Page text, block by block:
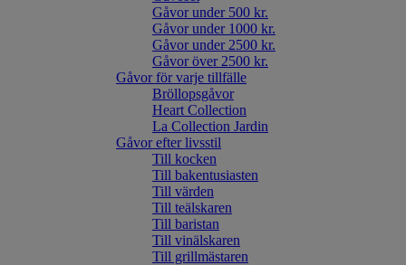
Gåvor under 500 kr.
Gåvor under 1000 kr.
Gåvor under 2500 kr.
Gåvor över 2500 kr.
Gåvor för varje tillfälle
Bröllopsgåvor
Heart Collection
La Collection Jardin
Gåvor efter livsstil
Till kocken
Till bakentusiasten
Till värden
Till teälskaren
Till baristan
Till vinälskaren
Till grillmästaren